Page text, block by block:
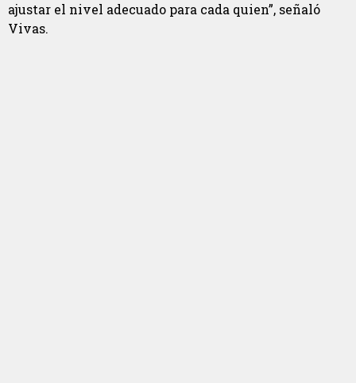
ajustar el nivel adecuado para cada quien”, señaló
Vivas.